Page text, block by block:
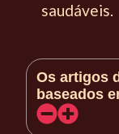
saudáveis.
Os artigos
baseados